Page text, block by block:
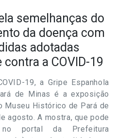
semelhanças do
da doença com
adotadas
a COVID-19
19, a Gripe Espanhola
de Minas é a exposição
Museu Histórico de Pará de
agosto. A mostra, que pode
portal da Prefeitura